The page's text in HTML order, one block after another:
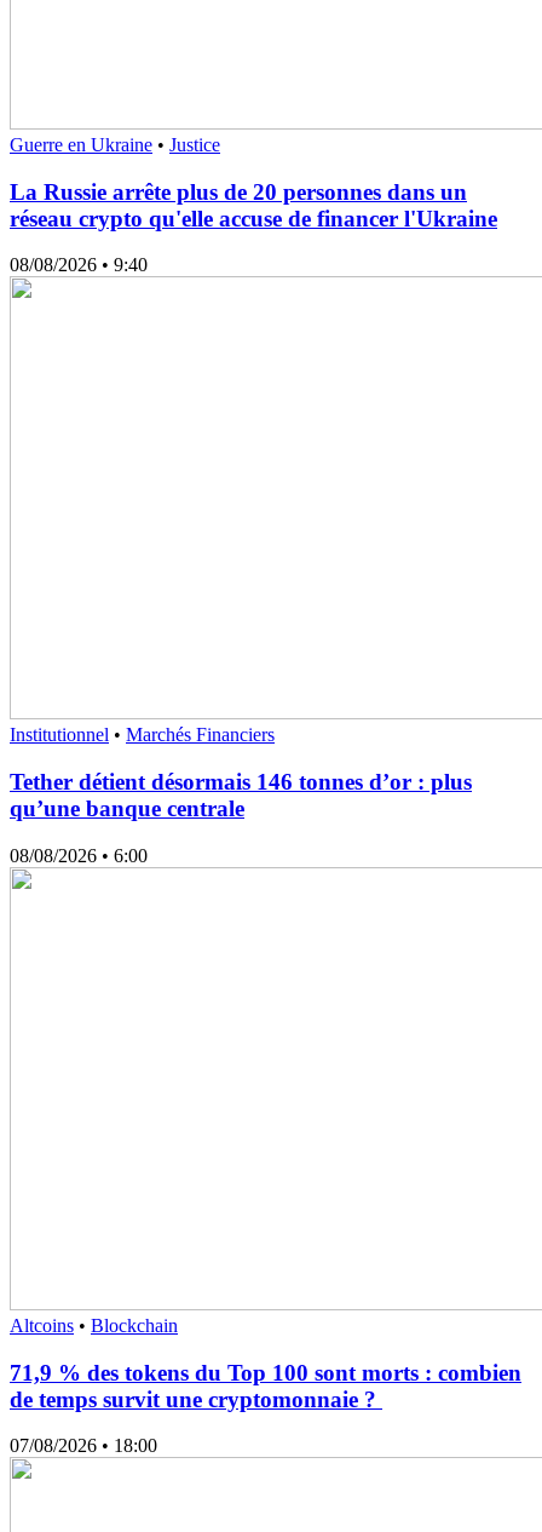
Guerre en Ukraine • Justice
La Russie arrête plus de 20 personnes dans un
réseau crypto qu'elle accuse de financer l'Ukraine
08/08/2026 • 9:40
Institutionnel • Marchés Financiers
Tether détient désormais 146 tonnes d’or : plus
qu’une banque centrale
08/08/2026 • 6:00
Altcoins • Blockchain
71,9 % des tokens du Top 100 sont morts : combien
de temps survit une cryptomonnaie ?
07/08/2026 • 18:00